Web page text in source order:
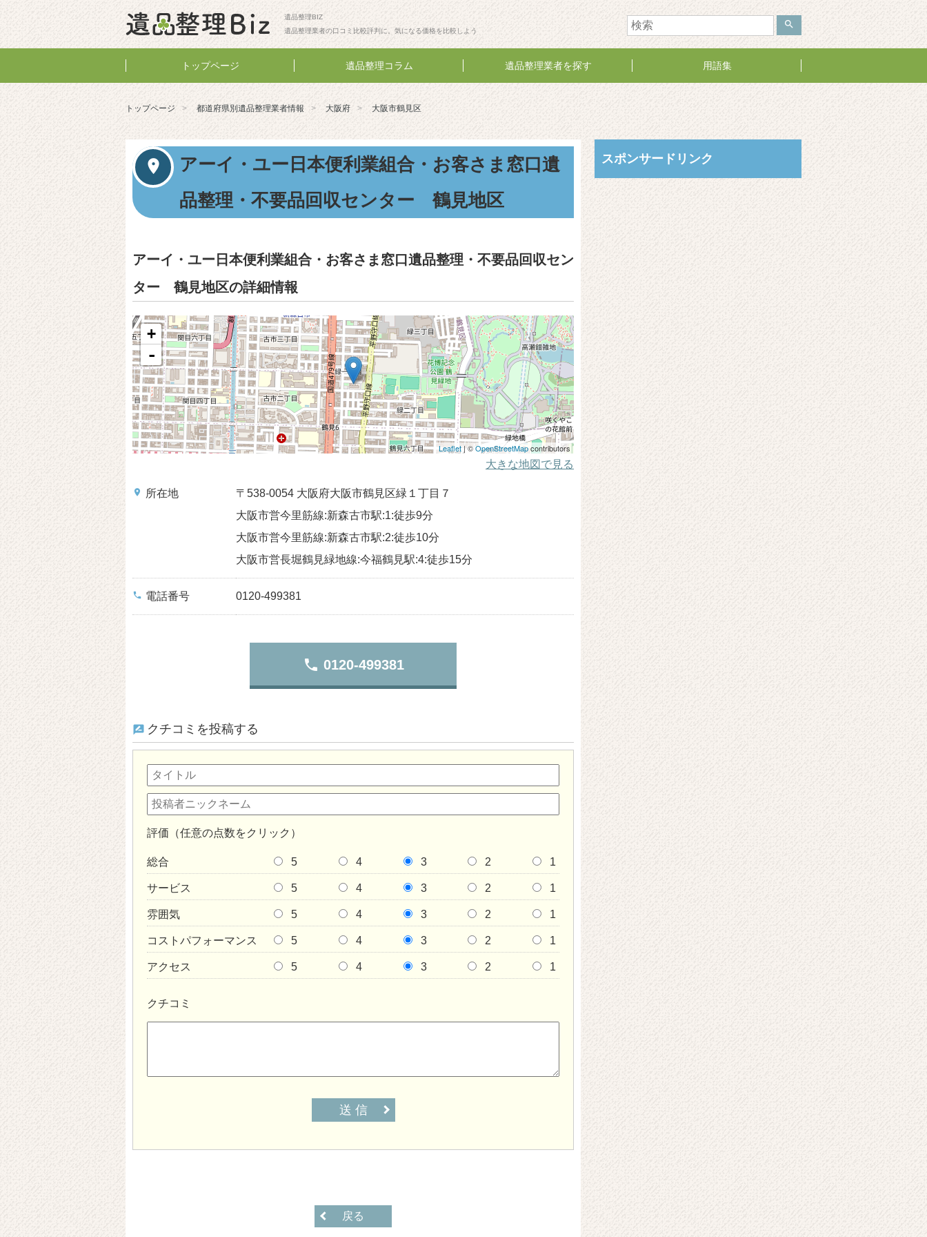
遺品整理BIZ
遺品整理業者の口コミ比較評判に。気になる価格を比較しよう
search
トップページ 遺品整理コラム 遺品整理業者を探す 用語集
トップページ 都道府県別遺品整理業者情報 大阪府 大阪市鶴見区
アーイ・ユー日本便利業組合・お客さま窓口遺
品整理・不要品回収センター 鶴見地区
アーイ・ユー日本便利業組合・お客さま窓口遺品整理・不要品回収セン
ター 鶴見地区の詳細情報
+
-
Leaflet| ©OpenStreetMapcontributors
大きな地図で見る
place 所在地
〒538-0054 大阪府大阪市鶴見区緑１丁目７
大阪市営今里筋線:新森古市駅:1:徒歩9分
大阪市営今里筋線:新森古市駅:2:徒歩10分
大阪市営長堀鶴見緑地線:今福鶴見駅:4:徒歩15分
phone 電話番号 0120-499381
phone 0120-499381
クチコミを投稿する
評価（任意の点数をクリック）
総合 5 4 3 2 1
サービス 5 4 3 2 1
雰囲気 5 4 3 2 1
コストパフォーマンス 5 4 3 2 1
アクセス 5 4 3 2 1
クチコミ
送 信
戻る
スポンサードリンク